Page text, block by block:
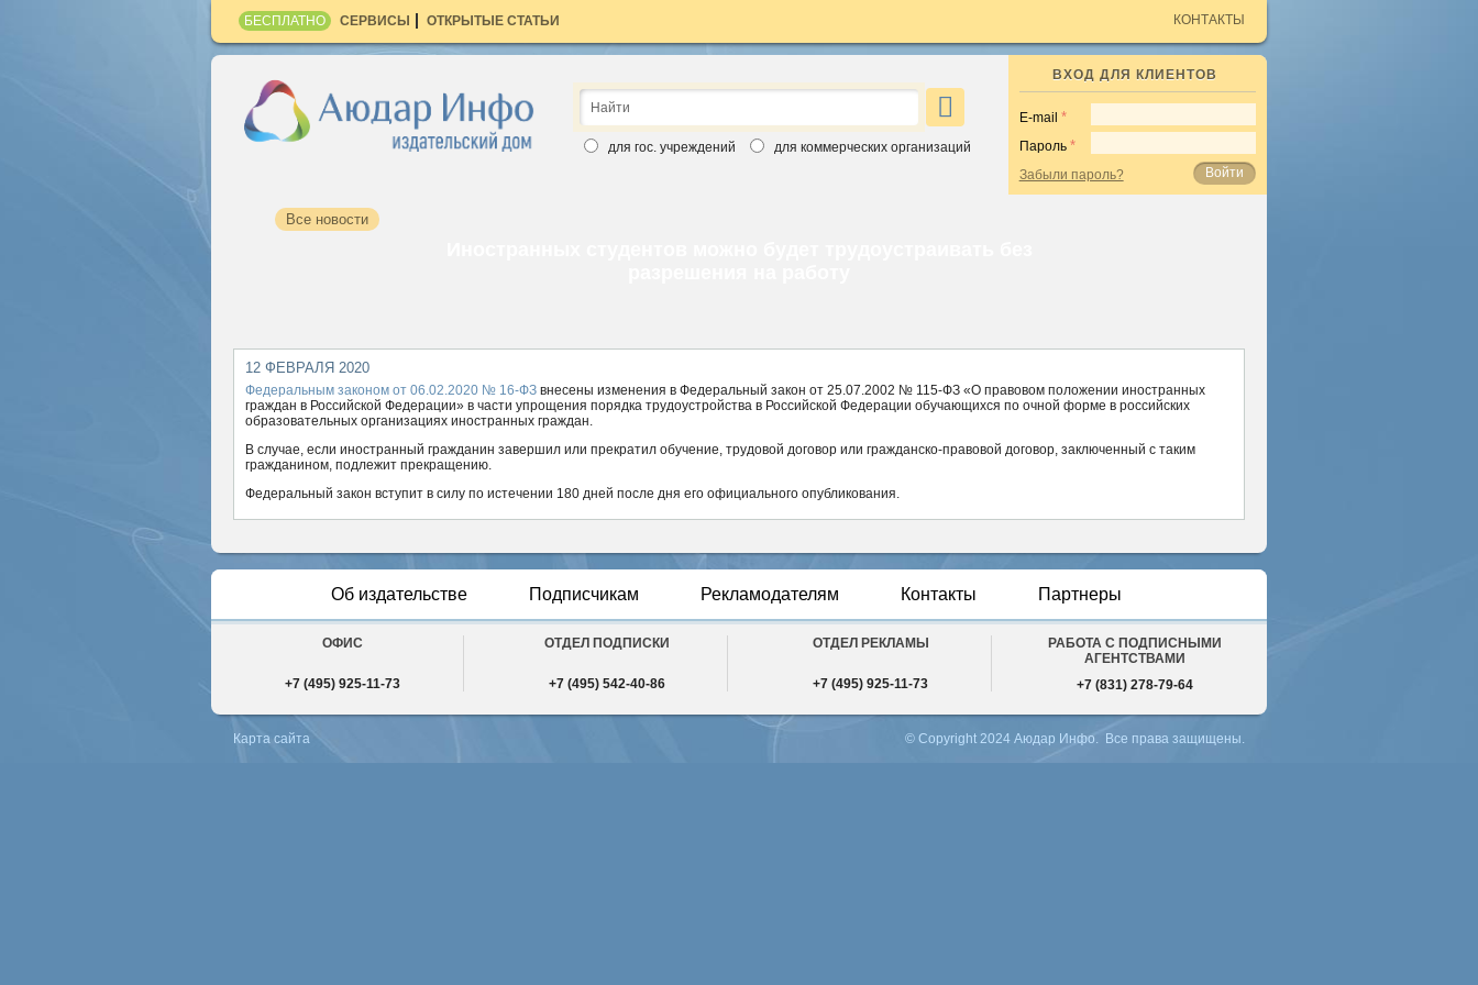
БЕСПЛАТНО СЕРВИСЫ ОТКРЫТЫЕ СТАТЬИ КОНТАКТЫ
для гос. учреждений для коммерческих организаций
ВХОД ДЛЯ КЛИЕНТОВ
E-mail
Пароль
Войти
Забыли пароль?
Все новости
12 ФЕВРАЛЯ 2020
Федеральным законом от 06.02.2020 № 16-ФЗ внесены изменения в Федеральный закон от 25.07.2002 № 115-ФЗ «О правовом положении иностранных
граждан в Российской Федерации» в части упрощения порядка трудоустройства в Российской Федерации обучающихся по очной форме в российских
образовательных организациях иностранных граждан.
В случае, если иностранный гражданин завершил или прекратил обучение, трудовой договор или гражданско-правовой договор, заключенный с таким
гражданином, подлежит прекращению.
Федеральный закон вступит в силу по истечении 180 дней после дня его официального опубликования.
Об издательстве Подписчикам Рекламодателям Контакты Партнеры
ОФИС
+7 (495) 925-11-73
ОТДЕЛ ПОДПИСКИ
+7 (495) 542-40-86
ОТДЕЛ РЕКЛАМЫ
+7 (495) 925-11-73
РАБОТА С ПОДПИСНЫМИ
АГЕНТСТВАМИ
+7 (831) 278-79-64
Карта сайта © Copyright 2024 Аюдар Инфо. Все права защищены.
ЗАЯВКА НА БЕСПЛАТНЫЙ НОМЕР
Вы хотите познакомиться с изданиями Аюдар Инфо ближе?
Введите свои данные, выберите интересный вам журнал и
Для коммерческих организаций
Для государственных учреждений
ОТПРАВИТЬ